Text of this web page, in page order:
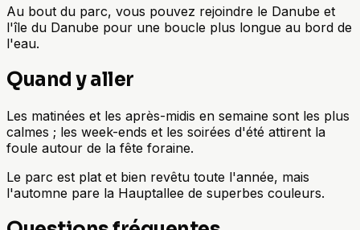
Au bout du parc, vous pouvez rejoindre le Danube et
l'île du Danube pour une boucle plus longue au bord de
l'eau.
Quand y aller
Les matinées et les après-midis en semaine sont les plus
calmes ; les week-ends et les soirées d'été attirent la
foule autour de la fête foraine.
Le parc est plat et bien revêtu toute l'année, mais
l'automne pare la Hauptallee de superbes couleurs.